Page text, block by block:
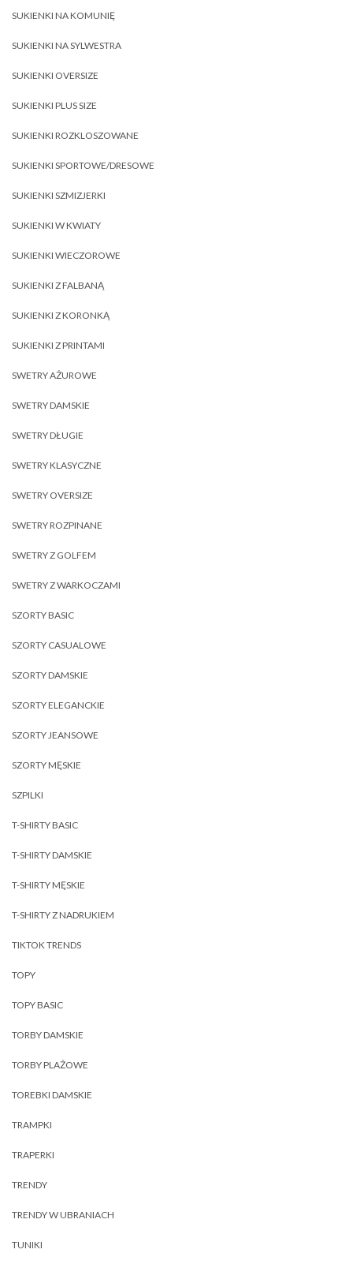
SUKIENKI NA KOMUNIĘ
SUKIENKI NA SYLWESTRA
SUKIENKI OVERSIZE
SUKIENKI PLUS SIZE
SUKIENKI ROZKLOSZOWANE
SUKIENKI SPORTOWE/DRESOWE
SUKIENKI SZMIZJERKI
SUKIENKI W KWIATY
SUKIENKI WIECZOROWE
SUKIENKI Z FALBANĄ
SUKIENKI Z KORONKĄ
SUKIENKI Z PRINTAMI
SWETRY AŻUROWE
SWETRY DAMSKIE
SWETRY DŁUGIE
SWETRY KLASYCZNE
SWETRY OVERSIZE
SWETRY ROZPINANE
SWETRY Z GOLFEM
SWETRY Z WARKOCZAMI
SZORTY BASIC
SZORTY CASUALOWE
SZORTY DAMSKIE
SZORTY ELEGANCKIE
SZORTY JEANSOWE
SZORTY MĘSKIE
SZPILKI
T-SHIRTY BASIC
T-SHIRTY DAMSKIE
T-SHIRTY MĘSKIE
T-SHIRTY Z NADRUKIEM
TIKTOK TRENDS
TOPY
TOPY BASIC
TORBY DAMSKIE
TORBY PLAŻOWE
TOREBKI DAMSKIE
TRAMPKI
TRAPERKI
TRENDY
TRENDY W UBRANIACH
TUNIKI